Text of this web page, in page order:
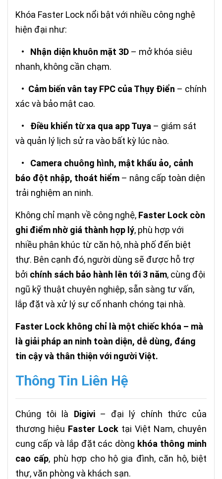
Khóa Faster Lock nổi bật với nhiều công nghệ
hiện đại như:
• Nhận diện khuôn mặt 3D – mở khóa siêu
nhanh, không cần chạm.
• Cảm biến vân tay FPC của Thụy Điển – chính
xác và bảo mật cao.
• Điều khiển từ xa qua app Tuya – giám sát
và quản lý lịch sử ra vào bất kỳ lúc nào.
• Camera chuông hình, mật khẩu ảo, cảnh
báo đột nhập, thoát hiểm – nâng cấp toàn diện
trải nghiệm an ninh.
Không chỉ mạnh về công nghệ, Faster Lock còn
ghi điểm nhờ giá thành hợp lý, phù hợp với
nhiều phân khúc từ căn hộ, nhà phố đến biệt
thự. Bên cạnh đó, người dùng sẽ được hỗ trợ
bởi chính sách bảo hành lên tới 3 năm, cùng đội
ngũ kỹ thuật chuyên nghiệp, sẵn sàng tư vấn,
lắp đặt và xử lý sự cố nhanh chóng tại nhà.
Faster Lock không chỉ là một chiếc khóa – mà
là giải pháp an ninh toàn diện, dễ dùng, đáng
tin cậy và thân thiện với người Việt.
Thông Tin Liên Hệ
Chúng tôi là Digivi– đại lý chính thức của
thương hiệu Faster Lock tại Việt Nam, chuyên
cung cấp và lắp đặt các dòng khóa thông minh
cao cấp, phù hợp cho hộ gia đình, căn hộ, biệt
thự, văn phòng và khách sạn.